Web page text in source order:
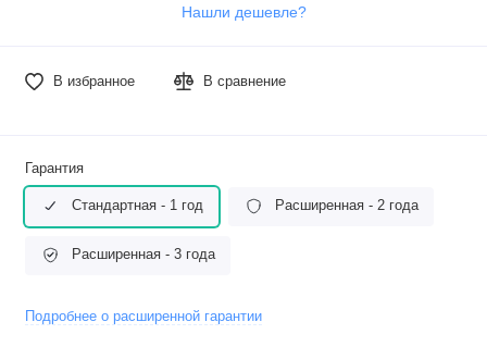
Нашли дешевле?
В избранное В сравнение
Гарантия
Стандартная - 1 год Расширенная - 2 года
Расширенная - 3 года
Подробнее о расширенной гарантии